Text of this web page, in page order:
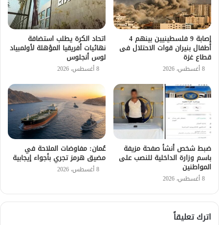
إصابة 9 فلسطينيين بينهم 4
أطفال بنيران قوات الاحتلال فى
قطاع غزة
8 أغسطس، 2026
اتحاد الكرة يطلب استضافة
نهائيات أفريقيا المؤهلة لأولمبياد
لوس أنجلوس
8 أغسطس، 2026
ضبط شخص أنشأ صفحة مزيفة
باسم وزارة الداخلية للنصب على
المواطنين
8 أغسطس، 2026
عُمان: مفاوضات الملاحة في
مضيق هرمز تجري بأجواء إيجابية
8 أغسطس، 2026
اترك تعليقاً